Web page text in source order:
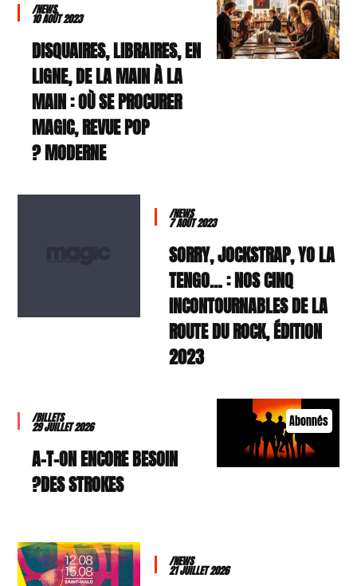
/NEWS
10 AOÛT 2023
DISQUAIRES, LIBRAIRES, EN
LIGNE, DE LA MAIN À LA
MAIN : OÙ SE PROCURER
MAGIC, REVUE POP
MODERNE ?
/NEWS
7 AOÛT 2023
SORRY, JOCKSTRAP, YO LA
TENGO… : NOS CINQ
INCONTOURNABLES DE LA
ROUTE DU ROCK, ÉDITION
2023
Abonnés
/BILLETS
29 JUILLET 2026
A-T-ON ENCORE BESOIN
DES STROKES?
/NEWS
21 JUILLET 2026